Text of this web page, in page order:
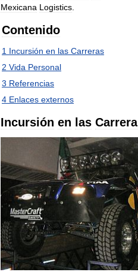
Mexicana Logistics
Contenido
1 Incursión en las Carreras
2 Vida Personal
3 Referencias
4 Enlaces externos
Incursión en las